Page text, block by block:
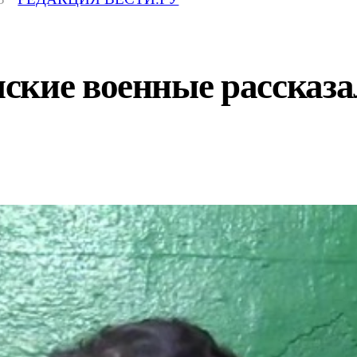
военные